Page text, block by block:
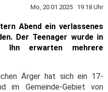
Mo, 20.01.2025 19:18 Uhr
Abend ein verlassenes
Der Teenager wurde in
Ihn erwarten mehrere
Ärger hat sich ein 17-
im Gemeinde-Gebiet von